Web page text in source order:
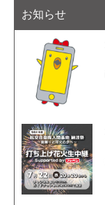
お知らせ